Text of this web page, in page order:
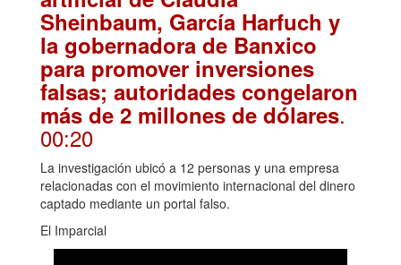
Sheinbaum, García Harfuch y
la gobernadora de Banxico
para promover inversiones
falsas; autoridades congelaron
más de 2 millones de dólares.
00:20
La investigación ubicó a 12 personas y una empresa
relacionadas con el movimiento internacional del dinero
captado mediante un portal falso.
El Imparcial